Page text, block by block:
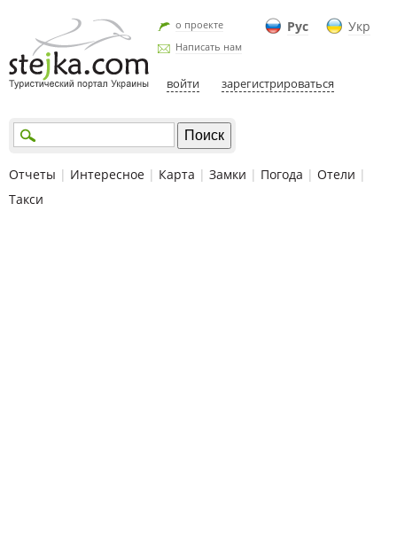
Рус Укр
о проекте
Написать нам
войти зарегистрироваться
Отчеты | Интересное | Карта | Замки | Погода | Отели |
Такси